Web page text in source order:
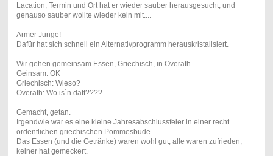
Lacation, Termin und Ort hat er wieder sauber herausgesucht, und
genauso sauber wollte wieder kein mit....
Armer Junge!
Dafür hat sich schnell ein Alternativprogramm herauskristalisiert.
Wir gehen gemeinsam Essen, Griechisch, in Overath.
Geinsam: OK
Griechisch: Wieso?
Overath: Wo is´n datt????
Gemacht, getan.
Irgendwie war es eine kleine Jahresabschlussfeier in einer recht
ordentlichen griechischen Pommesbude.
Das Essen (und die Getränke) waren wohl gut, alle waren zufrieden,
keiner hat gemeckert.